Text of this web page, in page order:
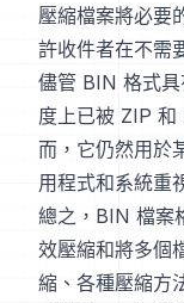
壓縮檔案將必要
許收件者在不需
儘管 BIN 格式
度上已被 ZIP 和
而，它仍然用於
用程式和系統重
總之，BIN 檔案
效壓縮和將多個
縮、各種壓縮方